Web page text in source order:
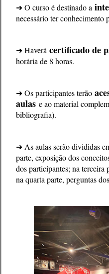
➜ O curso é destinado a
necessário ter conhecimento
➜ Haverá certificado de
horária de 8 horas.
➜ Os participantes terão
aulas e ao material
bibliografia).
➜ As aulas serão divididas
parte, exposição dos
dos participantes; na terceira
na quarta parte, perguntas